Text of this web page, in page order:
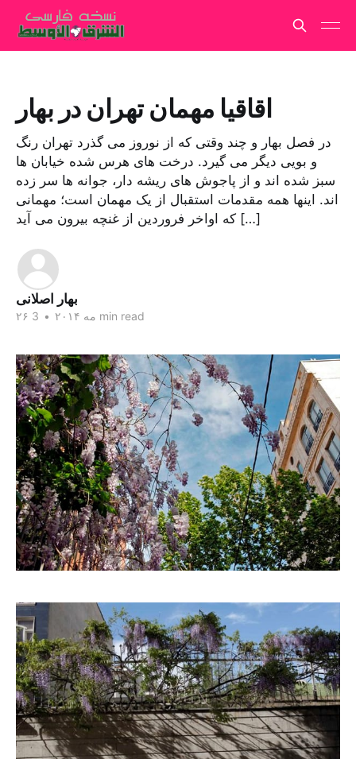
اقاقیا مهمان تهران در بهار
در فصل بهار و چند وقتی که از نوروز می گذرد تهران رنگ
و بویی دیگر می گیرد. درخت های هرس شده خیابان ها
سبز شده اند و از پاجوش های ریشه دار، جوانه ها سر زده
اند. اینها همه مقدمات استقبال از یک مهمان است؛ مهمانی
که اواخر فروردین از غنچه بیرون می آید […]
بهار اصلانی
۲۶ مه ۲۰۱۴ • 3 min read